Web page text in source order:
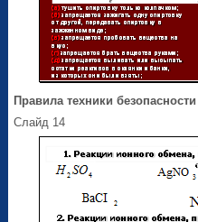
Правила техники безопасности
Слайд 14